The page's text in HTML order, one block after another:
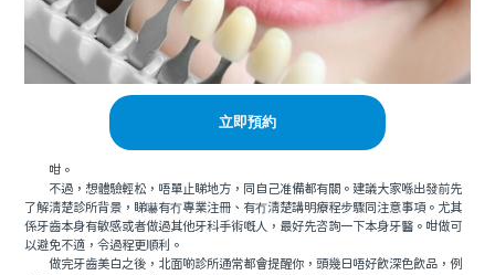
立即預約
咁。
不過，想體驗輕松，唔單止睇地方，同自己准備都有關。建議大家喺出發前先
了解清楚診所背景，睇嚇有冇專業注冊、有冇清楚講明療程步驟同注意事項。尤其
係牙齒本身有敏感或者做過其他牙科手術嘅人，最好先咨詢一下本身牙醫。咁做可
以避免不適，令過程更順利。
做完牙齒美白之後，北面啲診所通常都會提醒你，頭幾日唔好飲深色飲品，例